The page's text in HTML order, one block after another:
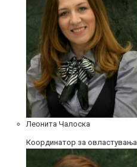
Леонита Чалоска
Координатор за овластувања